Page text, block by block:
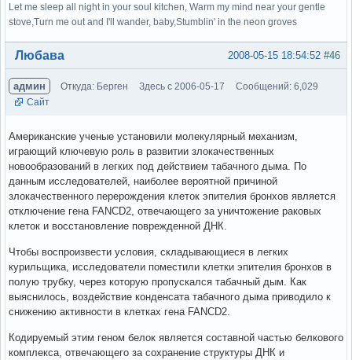
Let me sleep all night in your soul kitchen, Warm my mind near your gentle
stove,Turn me out and I'll wander, baby,Stumblin' in the neon groves
Вне форума #46
2008-05-15 18:54:52
Любава
админ Откуда: Берген Здесь с 2006-05-17
Сообщений: 6,029
Сайт
Американские ученые установили молекулярный механизм,
играющий ключевую роль в развитии злокачественных
новообразований в легких под действием табачного дыма. По
данным исследователей, наиболее вероятной причиной
злокачественного перерождения клеток эпителия бронхов является
отключение гена FANCD2, отвечающего за уничтожение раковых
клеток и восстановление поврежденной ДНК.
Чтобы воспроизвести условия, складывающиеся в легких
курильщика, исследователи поместили клетки эпителия бронхов в
полую трубку, через которую пропускался табачный дым. Как
выяснилось, воздействие конденсата табачного дыма приводило к
снижению активности в клетках гена FANCD2.
Кодируемый этим геном белок является составной частью белкового
комплекса, отвечающего за сохранение структуры ДНК и